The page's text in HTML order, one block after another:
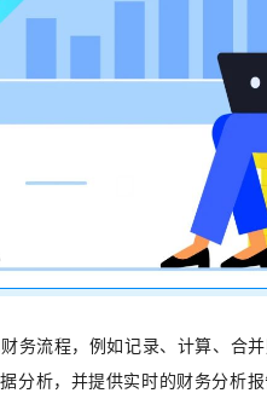
务流程，例如记录、计算、合
分析，并提供实时的财务分析